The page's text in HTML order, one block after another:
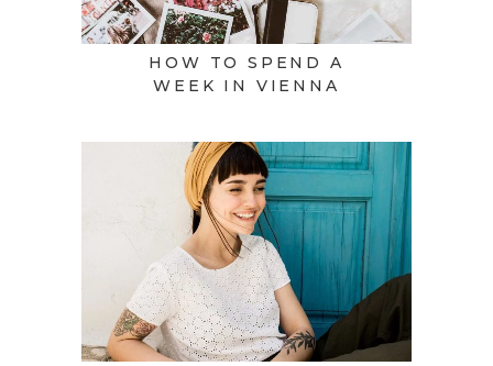
HOW TO SPEND A
WEEK IN VIENNA